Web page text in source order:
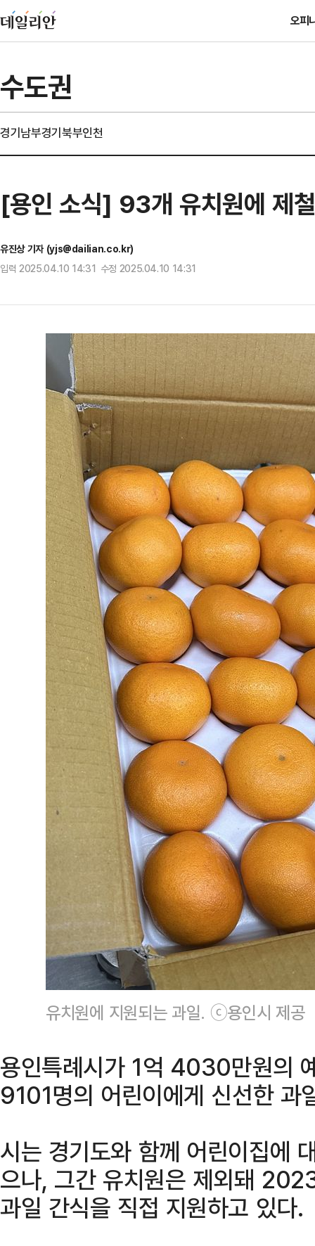
오피
수도권
경기남부경기북부인천
[용인 소식] 93개 유치원에 제
유진상 기자 (yjs@dailian.co.kr)
입력 2025.04.10 14:31 수정 2025.04.10 14:31
유치원에 지원되는 과일. ⓒ용인시 제공
용인특례시가 1억 4030만원의
9101명의 어린이에게 신선한 과
시는 경기도와 함께 어린이집에
으나, 그간 유치원은 제외돼
과일 간식을 직접 지원하고 있다.